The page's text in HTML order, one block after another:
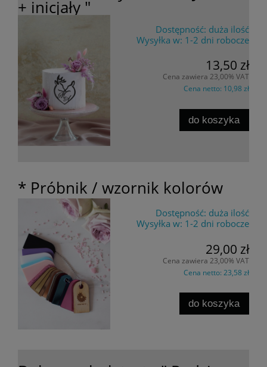
+ inicjały "
Dostępność: duża ilość
Wysyłka w: 1-2 dni robocze
13,50 zł
Cena zawiera 23,00% VAT
Cena netto: 10,98 zł
do koszyka
* Próbnik / wzornik kolorów
Dostępność: duża ilość
Wysyłka w: 1-2 dni robocze
29,00 zł
Cena zawiera 23,00% VAT
Cena netto: 23,58 zł
do koszyka